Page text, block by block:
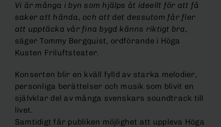
Vi är många i byn som hjälps åt ideellt för att få
saker att hända, och att det dessutom får fler
att upptäcka vår fina bygd känns riktigt bra,
säger Tommy Bergquist, ordförande i Höga
Kusten Friluftsteater.
Konserten blir en kväll fylld av starka melodier,
personliga berättelser och musik som blivit en
självklar del av många svenskars soundtrack till
livet.
Samtidigt får publiken möjlighet att uppleva Höga